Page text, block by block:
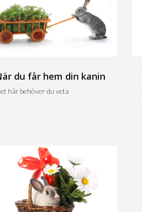
du får hem din kanin
här behöver du veta